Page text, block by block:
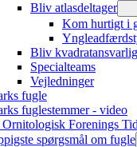
Bliv atlasdeltager
Kom hurtigt i
Bliv kvadratansvarlig
Specialteams
Vejledninger
fugle
fuglestemmer - video
Forenings
spørgsmål om fugle